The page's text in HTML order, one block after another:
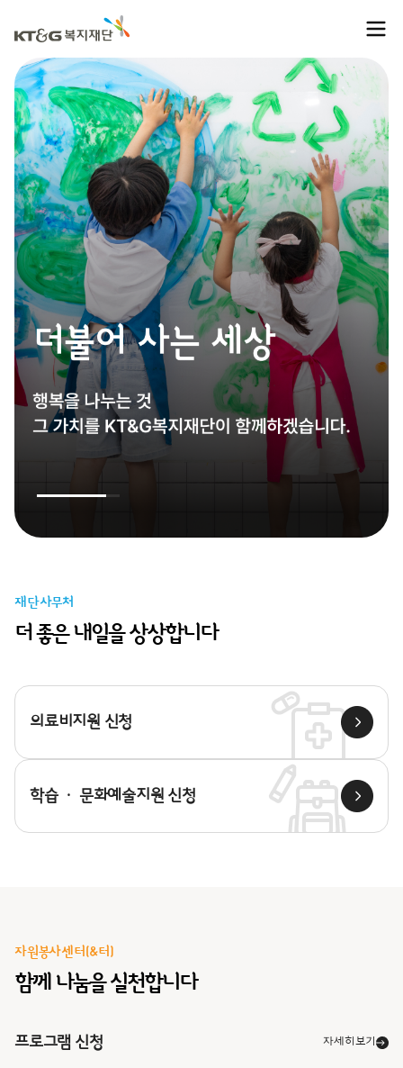
재단사무처
더 좋은 내일을 상상합니다
의료비지원 신청
학습 · 문화예술지원 신청
자원봉사센터(&터)
함께 나눔을 실천합니다
프로그램 신청 자세히보기